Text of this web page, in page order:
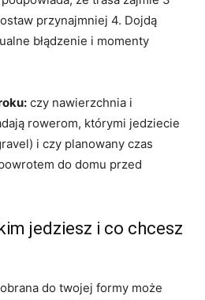
przynajmniej 4. Dojdą
błądzenie i momenty
czy nawierzchnia i
rowerom, którymi jedziecie
i czy planowany czas
do domu przed
jedziesz i co chcesz
do twojej formy może